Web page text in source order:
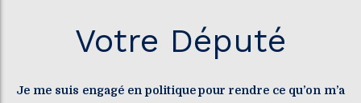
Votre Député
Je me suis engagé en politique pour rendre ce qu’on m’a